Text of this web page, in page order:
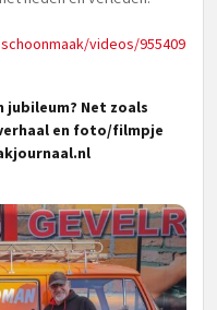
videos/955409
Net zoals
en foto/filmpje